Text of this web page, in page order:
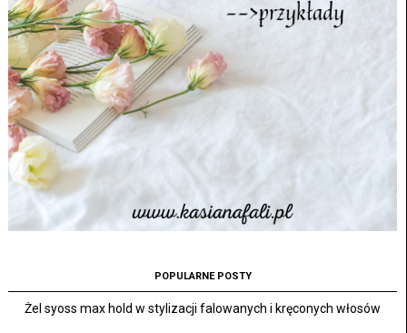
POPULARNE POSTY
Żel syoss max hold w stylizacji falowanych i kręconych włosów